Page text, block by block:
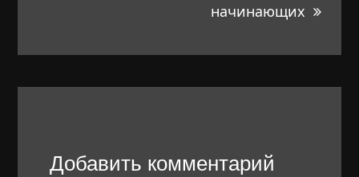
начинающих
Добавить комментарий